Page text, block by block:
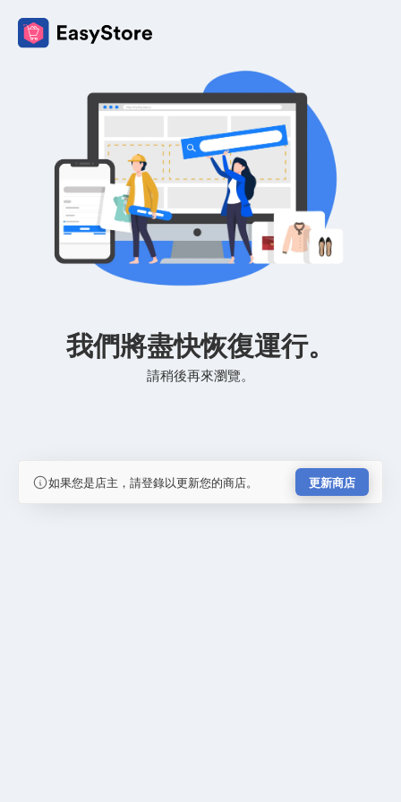
我們將盡快恢復運行。
請稍後再來瀏覽。
如果您是店主，請登錄以更新您的商店。 更新商店